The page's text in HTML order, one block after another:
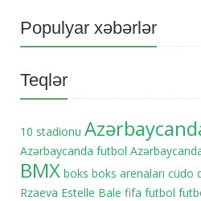
Populyar xəbərlər
Teqlər
10 stadionu
Azərbaycanda futbol
BMX boks boks arenaları cüdo
Rzaeva Estelle Bale fifa futbol